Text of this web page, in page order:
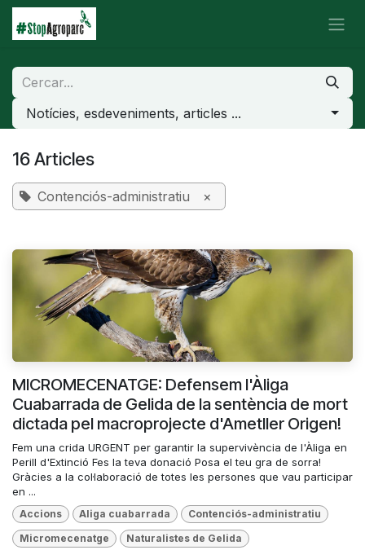
Skip to Content
Notícies, esdeveniments, articles ...
16 Articles
Contenciós-administratiu ×
MICROMECENATGE: Defensem l'Àliga
Cuabarrada de Gelida de la sentència de mort
dictada pel macroprojecte d'Ametller Origen!
Fem una crida URGENT per garantir la supervivència de l'Àliga en
Perill d'Extinció Fes la teva donació Posa el teu gra de sorra!
Gràcies a la col·laboració de totes les persones que vau participar
en ...
Accions Aliga cuabarrada Contenciós-administratiu
Micromecenatge Naturalistes de Gelida